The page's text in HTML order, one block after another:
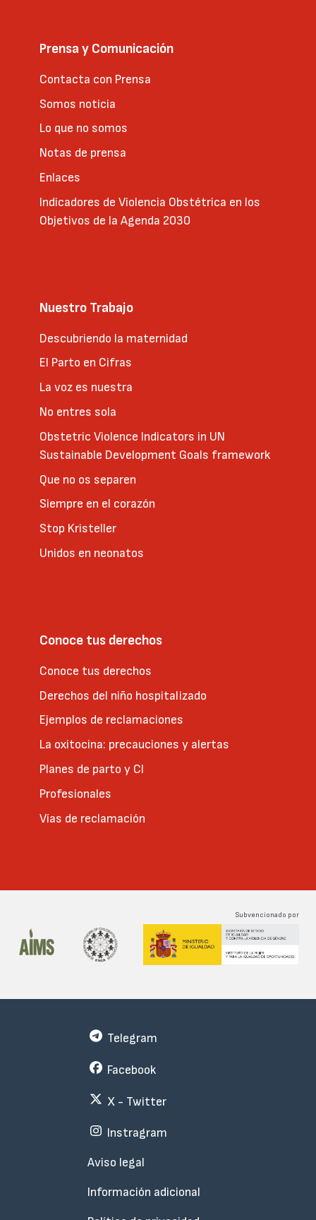
Prensa y Comunicación
Contacta con Prensa
Somos noticia
Lo que no somos
Notas de prensa
Enlaces
Indicadores de Violencia Obstétrica en los
Objetivos de la Agenda 2030
Nuestro Trabajo
Descubriendo la maternidad
El Parto en Cifras
La voz es nuestra
No entres sola
Obstetric Violence Indicators in UN
Sustainable Development Goals framework
Que no os separen
Siempre en el corazón
Stop Kristeller
Unidos en neonatos
Conoce tus derechos
Conoce tus derechos
Derechos del niño hospitalizado
Ejemplos de reclamaciones
La oxitocina: precauciones y alertas
Planes de parto y CI
Profesionales
Vías de reclamación
Subvencionado por
Subfooter
Telegram
Facebook
X - Twitter
Instragram
Aviso legal
Información adicional